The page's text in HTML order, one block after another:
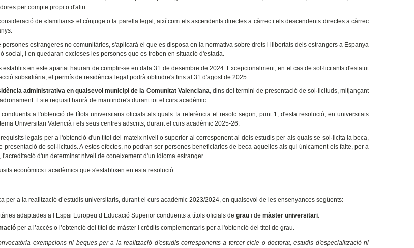
per compte propi o d'altri.
de «familiars» el cònjuge o la parella legal, així com els ascendents directes a càrrec i els descendents directes a càrrec
estrangeres no comunitàries, s'aplicarà el que es disposa en la normativa sobre drets i llibertats dels estrangers a Espanya
social, i en quedaran excloses les persones que es troben en situació d'estada.
en este apartat hauran de complir-se en data 31 de desembre de 2024. Excepcionalment, en el cas de sol·licitants d'estatut
subsidiària, el permís de residència legal podrà obtindre's fins al 31 d'agost de 2025.
administrativa en qualsevol municipi de la Comunitat Valenciana, dins del termini de presentació de sol·licituds, mitjançant
Este requisit haurà de mantindre's durant tot el curs acadèmic.
a l'obtenció de títols universitaris oficials als quals fa referència el resolc segon, punt 1, d'esta resolució, en universitats
Universitari Valencià i els seus centres adscrits, durant el curs acadèmic 2025-26.
legals per a l'obtenció d'un títol del mateix nivell o superior al corresponent al dels estudis per als quals se sol·licita la beca,
presentació de sol·licituds. A estos efectes, no podran ser persones beneficiàries de beca aquelles als qui únicament els falte, per a
l'acreditació d'un determinat nivell de coneixement d'un idioma estranger.
econòmics i acadèmics que s'establixen en esta resolució.
per a la realització d’estudis universitaris, durant el curs acadèmic 2023/2024, en qualsevol de les ensenyances següents:
adaptades a l’Espai Europeu d’Educació Superior conduents a títols oficials de graui de màster universitari.
per a l’accés o l’obtenció del títol de màster i crèdits complementaris per a l'obtenció del títol de grau.
exempcions ni beques per a la realització d'estudis corresponents a tercer cicle o doctorat, estudis d'especialització ni